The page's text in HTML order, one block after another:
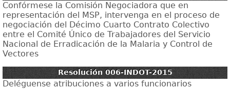
Confórmese la Comisión Negociadora que en
representación del MSP, intervenga en el proceso de
negociación del Décimo Cuarto Contrato Colectivo
entre el Comité Único de Trabajadores del Servicio
Nacional de Erradicación de la Malaria y Control de
Vectores
Resolución 006-INDOT-2015
Deléguense atribuciones a varios funcionarios